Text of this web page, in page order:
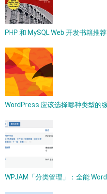
PHP 和 MySQL Web 开发书籍推荐
WordPress 应该选择哪种类型的
WPJAM「分类管理」：全能